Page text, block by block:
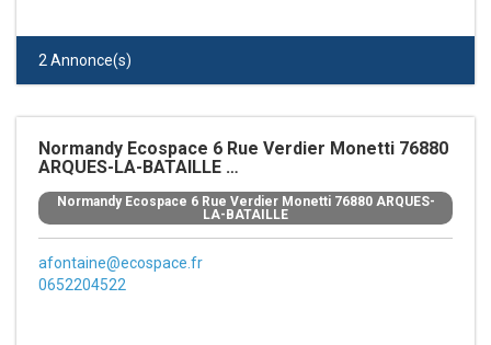
2 Annonce(s)
Normandy Ecospace 6 Rue Verdier Monetti 76880
ARQUES-LA-BATAILLE
Normandy Ecospace 6 Rue Verdier Monetti 76880 ARQUES-
LA-BATAILLE
afontaine@ecospace.fr
0652204522